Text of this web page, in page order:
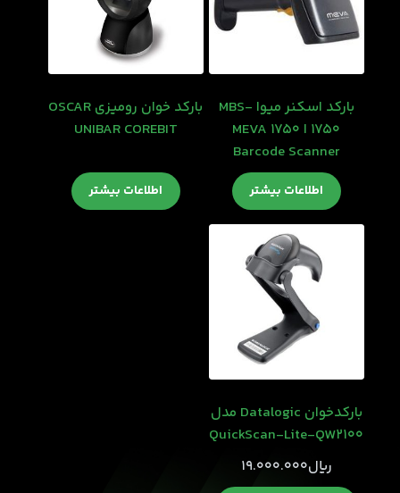
بارکد اسکنر میوا MBS-
1750 ا MEVA 1750
Barcode Scanner
اطلاعات بیشتر
بارکد خوان رومیزی OSCAR
UNIBAR COREBIT
اطلاعات بیشتر
بارکدخوان Datalogic مدل
QuickScan-Lite-QW2100
﷼19.000.000